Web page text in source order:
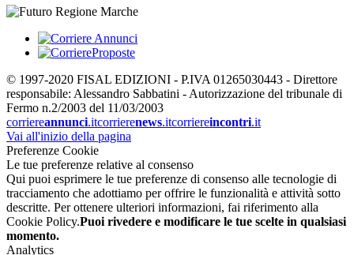
© 1997-2020 FISAL EDIZIONI - P.IVA 01265030443 - Direttore
responsabile: Alessandro Sabbatini - Autorizzazione del tribunale di
Fermo n.2/2003 del 11/03/2003
corriereannunci.itcorrierenews.itcorriereincontri.it
Vai all'inizio della pagina
Preferenze Cookie
Le tue preferenze relative al consenso
Qui puoi esprimere le tue preferenze di consenso alle tecnologie di
tracciamento che adottiamo per offrire le funzionalità e attività sotto
descritte. Per ottenere ulteriori informazioni, fai riferimento alla
Cookie Policy.Puoi rivedere e modificare le tue scelte in qualsiasi
momento.
Analytics